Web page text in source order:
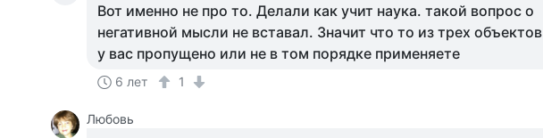
Вот именно не про то. Делали как учит наука. такой вопрос о
негативной мысли не вставал. Значит что то из трех объектов
у вас пропущено или не в том порядке применяете
6 лет 1
Любовь